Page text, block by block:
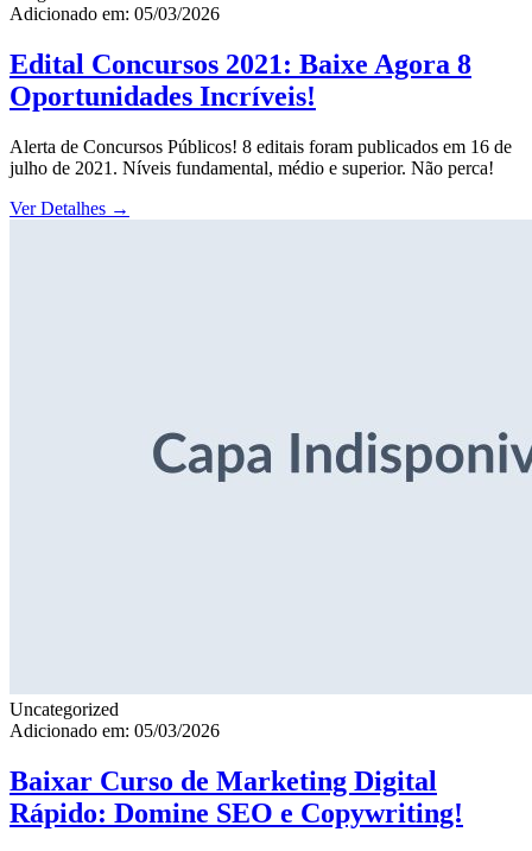
Adicionado em: 05/03/2026
Edital Concursos 2021: Baixe Agora 8
Oportunidades Incríveis!
Alerta de Concursos Públicos! 8 editais foram publicados em 16 de
julho de 2021. Níveis fundamental, médio e superior. Não perca!
Ver Detalhes →
Uncategorized
Adicionado em: 05/03/2026
Baixar Curso de Marketing Digital
Rápido: Domine SEO e Copywriting!